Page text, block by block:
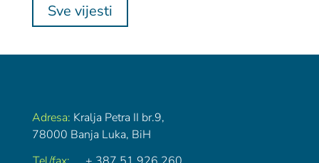
Sve vijesti
Adresa: Kralja Petra II br.9,
78000 Banja Luka, BiH